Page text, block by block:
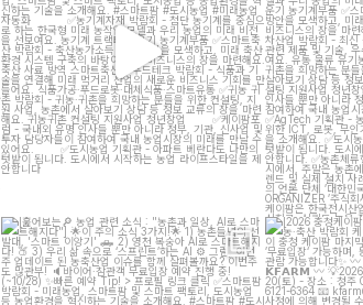
[훑어보는
농업 관련 소식 : "농촌과 일상, AI로 스마
트해지다"]
...
[2026 충청
20